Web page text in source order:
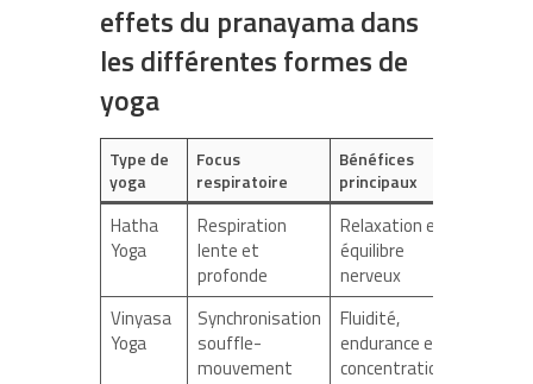
effets du pranayama dans
les différentes formes de
yoga
Type de
yoga
Focus
respiratoire
Bénéfices
principaux
Hatha
Yoga
Respiration
lente et
profonde
Relaxation et
équilibre
nerveux
Vinyasa
Yoga
Synchronisation
souffle-
mouvement
Fluidité,
endurance et
concentration